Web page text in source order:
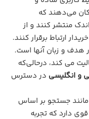
می‌دهند که
منتشر کنند و از
ارتباط برقرار کنند.
هدف و زبان آنها است.
می ‌کند، درحالی‌که
و انگلیسی در دسترس
جستجو بر اساس
دارد که تجربه